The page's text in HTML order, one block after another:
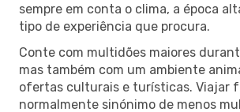
sempre em conta o clima, a época
tipo de experiência que procura.
Conte com multidões maiores
mas também com um ambiente
ofertas culturais e turísticas. Viajar
normalmente sinónimo de menos